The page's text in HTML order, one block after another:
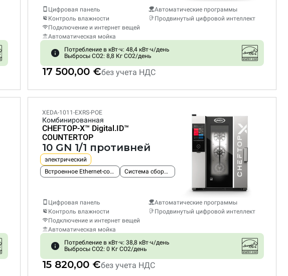
Цифровая панель
Контроль влажности
Подключение и интернет вещей
Автоматическая мойка
Автоматические программы
Продвинутый цифровой интеллект
Потребление в кВт·ч: 48,4 кВт·ч/день
Выбросы CO2: 8,8 Кг CO2/день
17 500,00 €без учета НДС
XEDA-1011-EXRS-POE
Комбинированная
CHEFTOP-X™ Digital.ID™
COUNTERTOP
10 GN 1/1 противней
электрический
Встроенное Ethernet-соединение
Система сбора жира
Цифровая панель
Контроль влажности
Подключение и интернет вещей
Автоматическая мойка
Автоматические программы
Продвинутый цифровой интеллект
Потребление в кВт·ч: 38,8 кВт·ч/день
Выбросы CO2: 0 Кг CO2/день
15 820,00 €без учета НДС